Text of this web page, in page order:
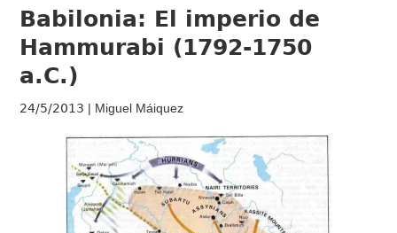
Babilonia: El imperio de
Hammurabi (1792-1750
a.C.)
24/5/2013 | Miguel Máiquez